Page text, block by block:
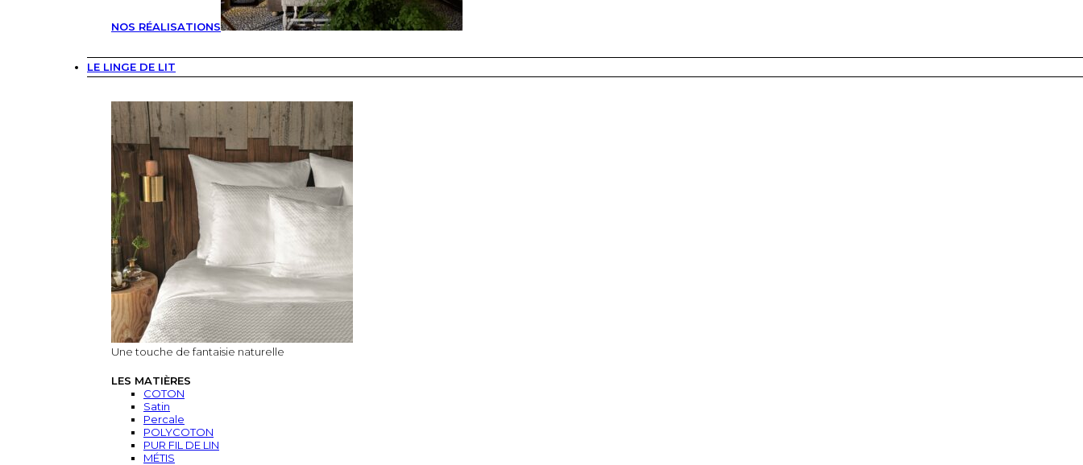
NOS RÉALISATIONS
LE LINGE DE LIT
Une touche de fantaisie naturelle
LES MATIÈRES
COTON
Satin
Percale
POLYCOTON
PUR FIL DE LIN
MÉTIS